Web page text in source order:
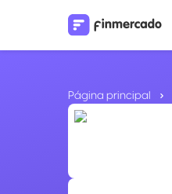
Página principal